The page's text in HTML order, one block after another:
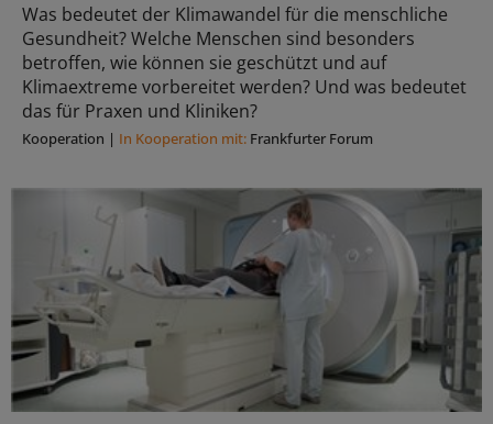
Was bedeutet der Klimawandel für die menschliche
Gesundheit? Welche Menschen sind besonders
betroffen, wie können sie geschützt und auf
Klimaextreme vorbereitet werden? Und was bedeutet
das für Praxen und Kliniken?
Kooperation | In Kooperation mit: Frankfurter Forum